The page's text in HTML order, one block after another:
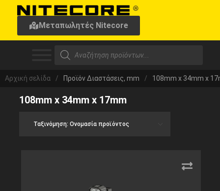
Μεταπωλητές Nitecore
Αρχική σελίδα / Προϊόν Διαστάσεις, mm / 108mm x 34mm x
108mm x 34mm x 17mm